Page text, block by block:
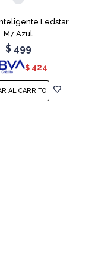
Ledstar
M7 Azul
$ 499
$ 424